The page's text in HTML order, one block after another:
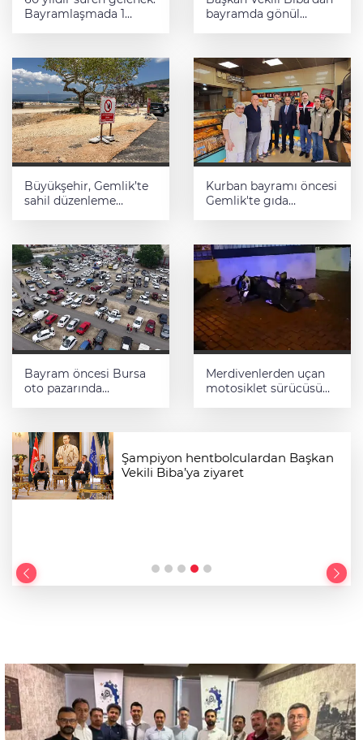
Bayramlaşmada 1
bayramda gönül
Büyükşehir, Gemlik’te
sahil düzenleme
Kurban bayramı öncesi
Gemlik'te gıda
Bayram öncesi Bursa
oto pazarında
Merdivenlerden uçan
motosiklet sürücüsü
Şampiyon hentbolculardan Başkan
Vekili Biba’ya ziyaret